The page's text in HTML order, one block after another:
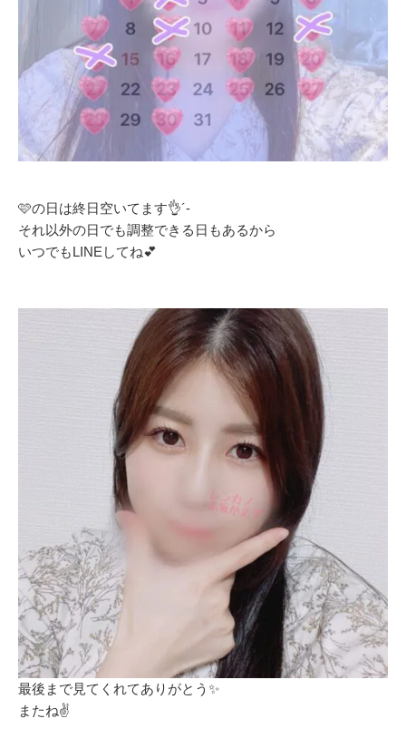
🩷の日は終日空いてます👌´-
それ以外の日でも調整できる日もあるから
いつでもLINEしてね💕︎
最後まで見てくれてありがとう✨️
またね✌️